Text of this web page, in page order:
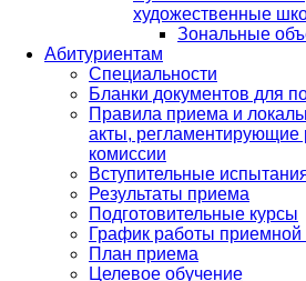
художественные
Зональные
Абитуриентам
Специальности
Бланки документов для
Правила приема и
акты, регламентирующие
комиссии
Вступительные
Результаты приема
Подготовительные курсы
График работы приемной
План приема
Целевое обучение